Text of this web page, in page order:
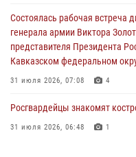
Состоялась рабочая встреча
генерала армии Виктора
представителя Президента
Кавказском федеральном
31 июля 2026, 07:08 4
Росгвардейцы знакомят
31 июля 2026, 06:48 1